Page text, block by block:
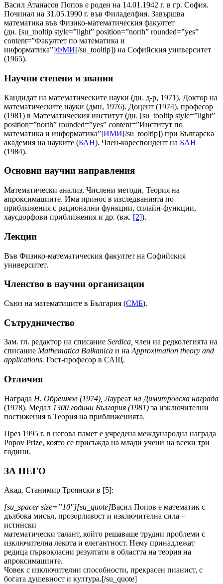
Васил Атанасов Попов е роден на 14.01.1942 г. в гр. София.
Починал на 31.05.1990 г. във Филаделфия. Завършва
математика във Физико-математическия факултет
(дн. [su_tooltip style=”light” position=”north” rounded=”yes”
content=”Факултет по математика и
информатика”]ФМИ[/su_tooltip]) на Софийския университет
(1965).
Научни степени и звания
Кандидат на математическите науки (дн. д-р, 1971), Доктор на
математическите науки (дмн, 1976). Доцент (1974), професор
(1981) в Математическия институт (дн. [su_tooltip style=”light”
position=”north” rounded=”yes” content=”Институт по
математика и информатика”]ИМИ[/su_tooltip]) при Българска
академия на науките (БАН). Член-кореспондент на БАН
(1984).
Основни научни направления
Математически анализ, Числени методи, Теория на
апроксимациите. Има принос в изследванията по
приближения с рационални функции, сплайн-функции,
хаусдорфови приближения и др. (вж. [2]).
Лекции
Във Физико-математическия факултет на Софийския
университет.
Членство в научни организации
Съюз на математиците в България (СМБ).
Сътрудничество
Зам. гл. редактор на списание Serdica, член на редколегията на
списание Mathematica Balkanica и на Approximation theory and
applications. Гост-професор в САЩ.
Отличия
Награда Н. Обрешков (1974) , Лауреат на Димитровска награда
(1978). Медал 1300 години България (1981) за изключителни
постижения в Теория на приближенията.
През 1995 г. в негова памет е учредена международна награда
Popov Prize, която се присъжда на млади учени на всеки три
години.
ЗА НЕГО
Акад. Станимир Троянски в [5]:
[su_spacer size=”10″][su_quote]Васил Попов е математик с
дълбока мисъл, прозорливост и изключителна сила –
истински
математически талант, който решаваше трудни проблеми с
изключителна лекота и елегантност. Нему принадлежат
редица първокласни резултати в областта на теория на
апроксимациите.
Човек с изключителни способности, прекрасен пианист, с
богата душевност и култура.[/su_quote]